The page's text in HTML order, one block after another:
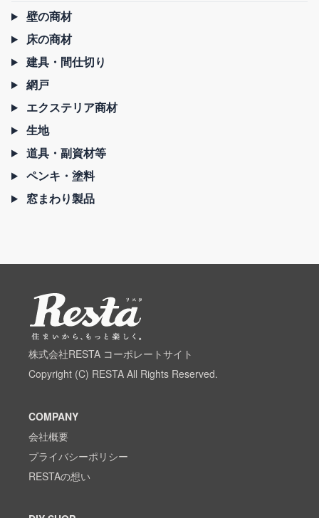
壁の商材
床の商材
建具・間仕切り
網戸
エクステリア商材
生地
道具・副資材等
ペンキ・塗料
窓まわり製品
株式会社RESTA コーポレートサイト
Copyright (C) RESTA All Rights Reserved.
COMPANY
会社概要
プライバシーポリシー
RESTAの想い